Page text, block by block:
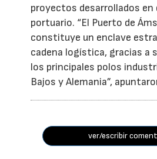
proyectos desarrollados
portuario. “El Puerto de
constituye un enclave
cadena logística, gracias a
los principales polos
Bajos y Alemania”,
ver/escribir